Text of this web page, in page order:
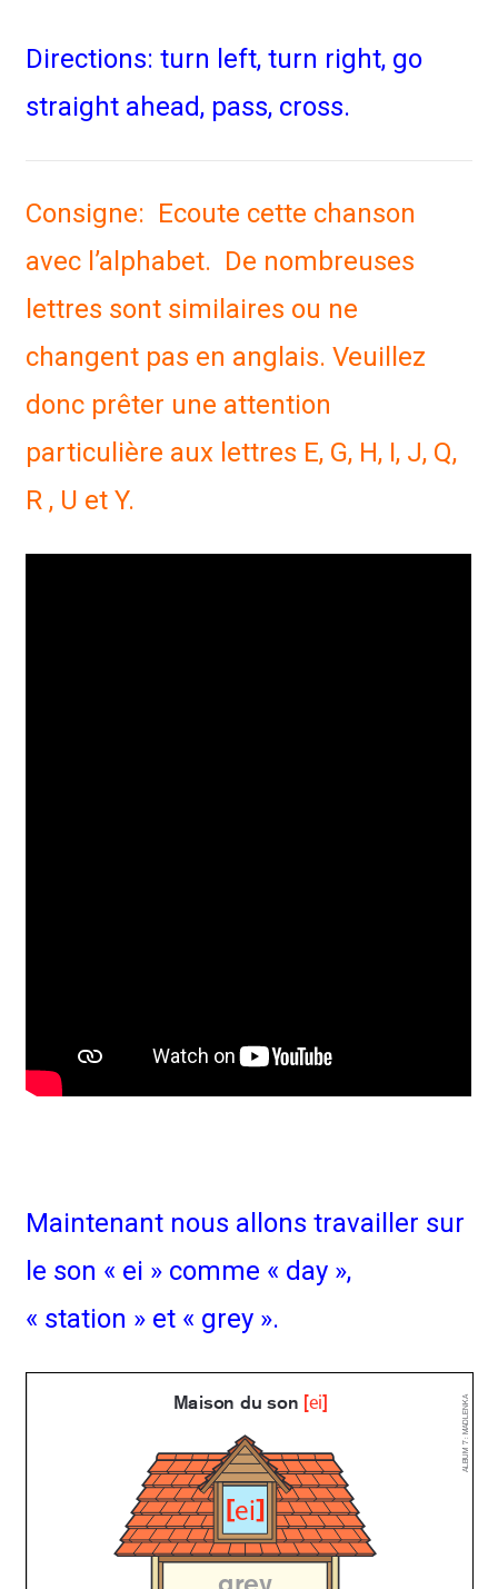
Directions: turn left, turn right, go
straight ahead, pass, cross.
Consigne: Ecoute cette chanson
avec l’alphabet. De nombreuses
lettres sont similaires ou ne
changent pas en anglais. Veuillez
donc prêter une attention
particulière aux lettres E, G, H, I, J, Q,
R , U et Y.
Maintenant nous allons travailler sur
le son « ei » comme « day »,
« station » et « grey ».